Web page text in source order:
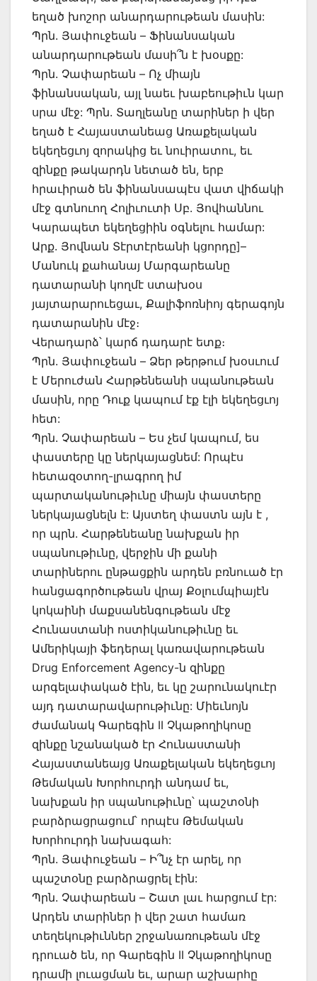
եղած խոշոր անարդարութեան մասին:
Պրն. Յափուջեան – Ֆինանսական
անարդարութեան մասի՞ն է խօսքը:
Պրն. Չափարեան – Ոչ միայն
ֆինանսական, այլ նաեւ խաբեութիւն կար
սրա մէջ: Պրն. Տաղլեանը տարիներ ի վեր
եղած է Հայաստանեաց Առաքելական
եկեղեցւոյ զորակից եւ նուիրատու, եւ
զինքը թակարդն նետած են, երբ
հրաւիրած են ֆինանսապէս վատ վիճակի
մէջ գտնուող Հոլիւուտի Սբ. Յովհաննու
Կարապետ եկեղեցիին օգնելու համար:
Արք. Յովնան Տէրտէրեանի կցորդը]–
Մանուկ քահանայ Մարգարեանը
դատարանի կողմէ ստախօս
յայտարարուեցաւ, Քալիֆոռնիոյ գերագոյն
դատարանին մէջ։
Վերադարձ՝ կարճ դադարէ ետք։
Պրն. Յափուջեան – Ձեր թերթում խօսւում
է Մերուժան Հարթենեանի սպանութեան
մասին, որը Դուք կապում էք էլի եկեղեցւոյ
հետ:
Պրն. Չափարեան – Ես չեմ կապում, ես
փաստերը կը ներկայացնեմ: Որպէս
հետազօտող-լրագրող իմ
պարտականութիւնը միայն փաստերը
ներկայացնելն է: Այստեղ փաստն այն է ,
որ պրն. Հարթենեանը նախքան իր
սպանութիւնը, վերջին մի քանի
տարիներու ընթացքին արդեն բռնուած էր
հանցագործութեան վրայ Քօլումպիայէն
կոկաինի մաքսանենգութեան մէջ
Հունաստանի ոստիկանութիւնը եւ
Ամերիկայի ֆեդերալ կառավարութեան
Drug Enforcement Agency-ն զինքը
արգելափակած էին, եւ կը շարունակուէր
այդ դատարավարութիւնը: Միեւնոյն
ժամանակ Գարեգին II Չկաթողիկոսը
զինքը նշանակած էր Հունաստանի
Հայաստանեայց Առաքելական եկեղեցւոյ
Թեմական Խորհուրդի անդամ եւ,
նախքան իր սպանութիւնը՝ պաշտօնի
բարձրացրացում՝ որպէս Թեմական
Խորհուրդի նախագահ:
Պրն. Յափուջեան – Ի՞նչ էր արել, որ
պաշտօնը բարձրացրել էին:
Պրն. Չափարեան – Շատ լաւ հարցում էր:
Արդեն տարիներ ի վեր շատ համառ
տեղեկութիւններ շրջանառութեան մէջ
դրուած են, որ Գարեգին II Չկաթողիկոսը
դրամի լուացման եւ, արար աշխարհը